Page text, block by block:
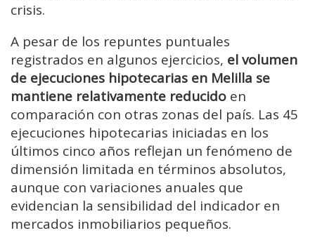
crisis.
A pesar de los repuntes puntuales
registrados en algunos ejercicios, el volumen
de ejecuciones hipotecarias en Melilla se
mantiene relativamente reducido en
comparación con otras zonas del país. Las 45
ejecuciones hipotecarias iniciadas en los
últimos cinco años reflejan un fenómeno de
dimensión limitada en términos absolutos,
aunque con variaciones anuales que
evidencian la sensibilidad del indicador en
mercados inmobiliarios pequeños.